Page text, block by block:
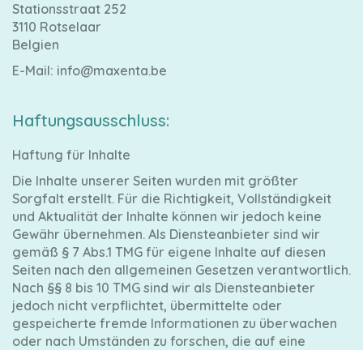
Alle
Windeln
Pampers
Größen
Feuchttücher
Stationsstraat 252
3110 Rotselaar
Belgien
E-Mail: info@maxenta.be
Haftungsausschluss:
Haftung für Inhalte
Die Inhalte unserer Seiten wurden mit größter
Sorgfalt erstellt. Für die Richtigkeit, Vollständigkeit
und Aktualität der Inhalte können wir jedoch keine
Gewähr übernehmen. Als Diensteanbieter sind wir
gemäß § 7 Abs.1 TMG für eigene Inhalte auf diesen
Seiten nach den allgemeinen Gesetzen verantwortlich.
Nach §§ 8 bis 10 TMG sind wir als Diensteanbieter
jedoch nicht verpflichtet, übermittelte oder
gespeicherte fremde Informationen zu überwachen
oder nach Umständen zu forschen, die auf eine